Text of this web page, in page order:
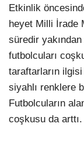
Etkinlik
heyet Milli İrade
süredir
futbolcuları
taraftarların
siyahlı renklere
Futbolcuların
coşkusu da arttı.